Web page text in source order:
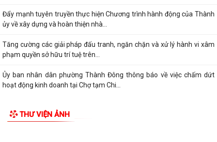
TIN MỚI
Thông báo về chương trình thu hồi để kiểm tra, khắc phục sự cố các
dòng xe mô tô Honda CB1000...
Kết quả Kỳ họp thứ 3 HĐND thành phố Hải Phòng khóa XIV, nhiệm kỳ
2021 - 2026